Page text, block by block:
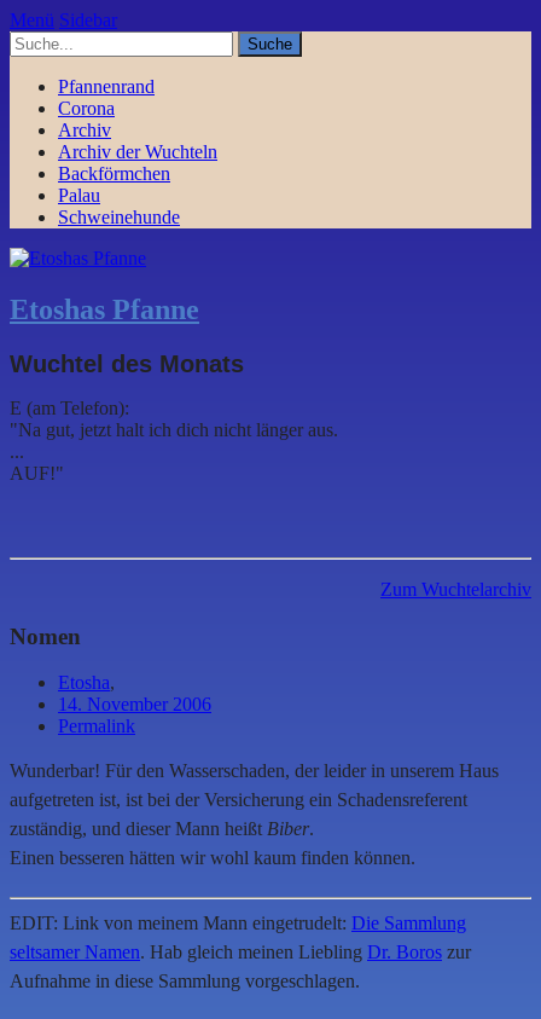
Menü Sidebar
Pfannenrand
Corona
Archiv
Archiv der Wuchteln
Backförmchen
Palau
Schweinehunde
Etoshas Pfanne
Wuchtel des Monats
E (am Telefon):
"Na gut, jetzt halt ich dich nicht länger aus.
...
AUF!"
Zum Wuchtelarchiv
Nomen
Etosha,
14. November 2006
Permalink
Wunderbar! Für den Wasserschaden, der leider in unserem Haus
aufgetreten ist, ist bei der Versicherung ein Schadensreferent
zuständig, und dieser Mann heißt Biber.
Einen besseren hätten wir wohl kaum finden können.
EDIT: Link von meinem Mann eingetrudelt: Die Sammlung
seltsamer Namen. Hab gleich meinen Liebling Dr. Boros zur
Aufnahme in diese Sammlung vorgeschlagen.